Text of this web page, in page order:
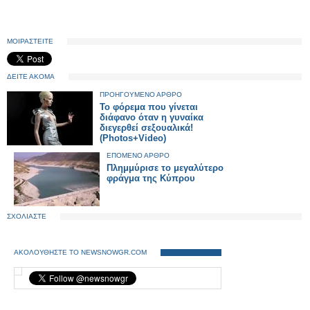
ΜΟΙΡΑΣΤΕΙΤΕ
ΔΕΙΤΕ ΑΚΟΜΑ
ΠΡΟΗΓΟΥΜΕΝΟ ΑΡΘΡΟ
Το φόρεμα που γίνεται
διάφανο όταν η γυναίκα
διεγερθεί σεξουαλικά!
(Photos+Video)
ΕΠΟΜΕΝΟ ΑΡΘΡΟ
Πλημμύρισε το μεγαλύτερο
φράγμα της Κύπρου
ΣΧΟΛΙΑΣΤΕ
ΑΚΟΛΟΥΘΗΣΤΕ ΤΟ NEWSNOWGR.COM